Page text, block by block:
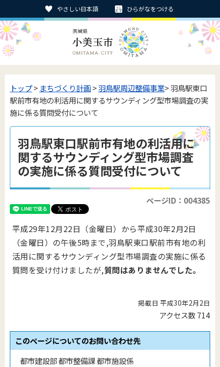
やさしい日本語 ひらがなをつける
トップ> まちづくり計画>羽鳥駅周辺整備事業> 羽鳥駅東口
駅前市有地の利活用に関するサウンディング型市場調査の実
施に係る質問受付について
羽鳥駅東口駅前市有地の利活用に
関するサウンディング型市場調査
の実施に係る質問受付について
ページID：004385
平成29年12月22日（金曜日）から平成30年2月2日
（金曜日）の午後5時まで,羽鳥駅東口駅前市有地の利
活用に関するサウンディング型市場調査の実施に係る
質問を受け付けましたが,質問はありませんでした。
掲載日 平成30年2月2日
アクセス数714
このページについてのお問い合わせ先
都市建設部 都市整備課 都市施設係